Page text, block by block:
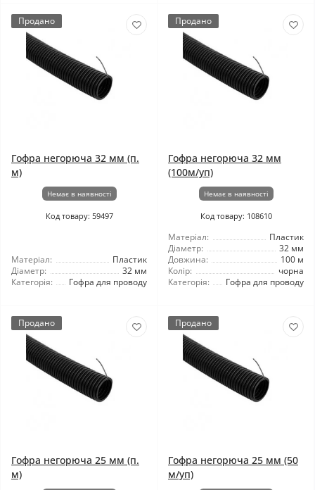
Продано
Гофра негорюча 32 мм (п.
м)
Немає в наявності
Код товару: 59497
Матеріал:
Пластик
Діаметр:
32 мм
Категорія:
Гофра для проводу
Продано
Гофра негорюча 32 мм
(100м/уп)
Немає в наявності
Код товару: 108610
Матеріал:
Пластик
Діаметр:
32 мм
Довжина:
100 м
Колір:
чорна
Категорія:
Гофра для проводу
Продано
Гофра негорюча 25 мм (п.
м)
Продано
Гофра негорюча 25 мм (50
м/уп)